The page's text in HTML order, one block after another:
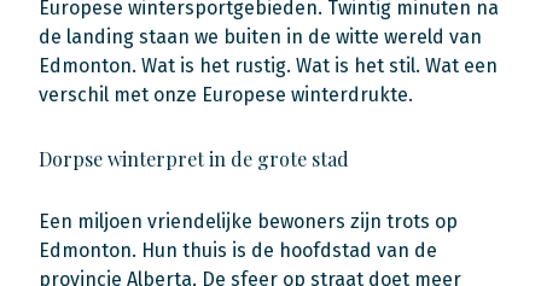
Europese wintersportgebieden. Twintig minuten na
de landing staan we buiten in de witte wereld van
Edmonton. Wat is het rustig. Wat is het stil. Wat een
verschil met onze Europese winterdrukte.
Dorpse winterpret in de grote stad
Een miljoen vriendelijke bewoners zijn trots op
Edmonton. Hun thuis is de hoofdstad van de
provincie Alberta. De sfeer op straat doet meer